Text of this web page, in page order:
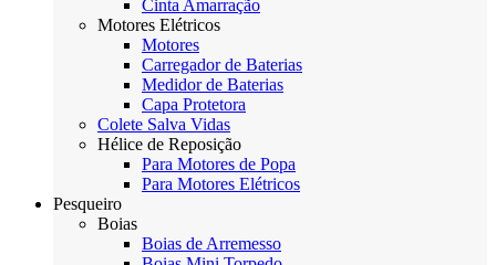
Cinta Amarração
Motores Elétricos
Motores
Carregador de Baterias
Medidor de Baterias
Capa Protetora
Colete Salva Vidas
Hélice de Reposição
Para Motores de Popa
Para Motores Elétricos
Pesqueiro
Boias
Boias de Arremesso